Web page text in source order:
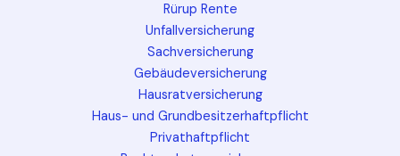
Rürup Rente
Unfallversicherung
Sachversicherung
Gebäudeversicherung
Hausratversicherung
Haus- und Grundbesitzerhaftpflicht
Privathaftpflicht